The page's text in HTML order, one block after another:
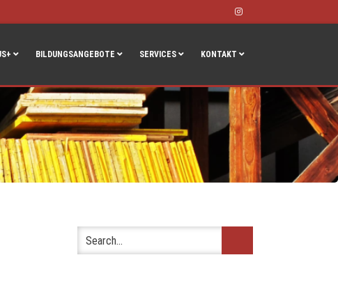
BILDUNGSANGEBOTE SERVICES KONTAKT